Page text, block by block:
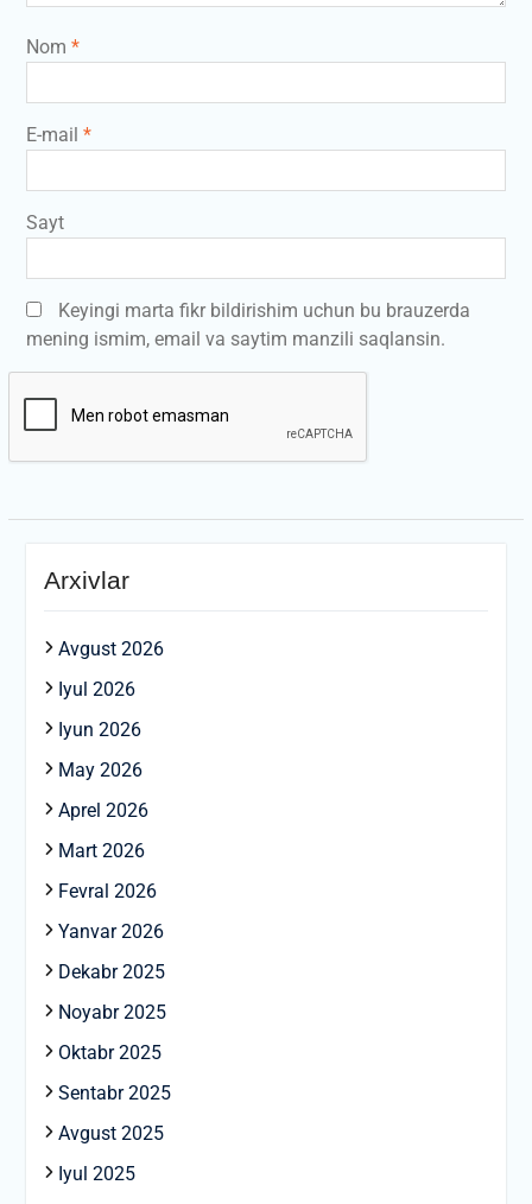
Nom *
E-mail *
Sayt
Keyingi marta fikr bildirishim uchun bu brauzerda
mening ismim, email va saytim manzili saqlansin.
Arxivlar
Avgust 2026
Iyul 2026
Iyun 2026
May 2026
Aprel 2026
Mart 2026
Fevral 2026
Yanvar 2026
Dekabr 2025
Noyabr 2025
Oktabr 2025
Sentabr 2025
Avgust 2025
Iyul 2025